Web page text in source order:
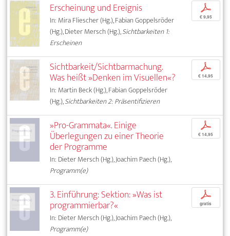
Erscheinung und Ereignis
In: Mira Fliescher (Hg.), Fabian Goppelsröder
(Hg.), Dieter Mersch (Hg.),Sichtbarkeiten 1:
Erscheinen
p
€ 9,95
Sichtbarkeit/Sichtbarmachung.
Was heißt »Denken im Visuellen«?
In: Martin Beck (Hg.), Fabian Goppelsröder
(Hg.),Sichtbarkeiten 2: Präsentifizieren
p
€ 14,95
»Pro-Grammata«. Einige
Überlegungen zu einer Theorie
der Programme
In: Dieter Mersch (Hg.), Joachim Paech (Hg.),
Programm(e)
p
€ 14,95
3. Einführung: Sektion: »Was ist
programmierbar?«
In: Dieter Mersch (Hg.), Joachim Paech (Hg.),
Programm(e)
p
gratis